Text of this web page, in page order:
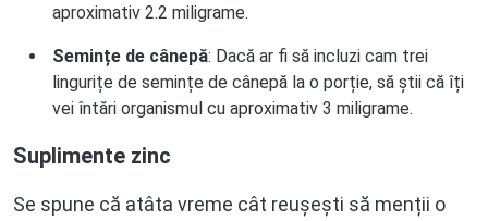
aproximativ 2.2 miligrame.
Semințe de cânepă: Dacă ar fi să incluzi cam trei
lingurițe de semințe de cânepă la o porție, să știi că îți
vei întări organismul cu aproximativ 3 miligrame.
Suplimente zinc
Se spune că atâta vreme cât reușești să menții o